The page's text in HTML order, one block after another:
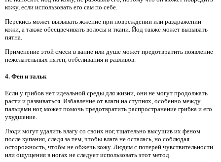
кожу, если использовать его сам по себе.
Перекись может вызывать жжение при повреждении или раздражении
кожи, а также обесцвечивать волосы и ткани. Йод также может вызывать
пятна.
Применение этой смеси в ванне или душе может предотвратить появление
нежелательных пятен, отбеливания и разливов.
4. Фен и тальк
Если у грибов нет идеальной среды для жизни, они не могут продолжать
расти и развиваться. Избавление от влаги на ступнях, особенно между
пальцами ног, может помочь предотвратить распространение грибка и его
ухудшение.
Люди могут удалить влагу со своих ног, тщательно высушив их феном
после купания, следя за тем, чтобы влага не осталась, но соблюдая
осторожность, чтобы не обжечь кожу. Людям с потерей чувствительности
или ощущения в ногах не следует использовать этот метод.